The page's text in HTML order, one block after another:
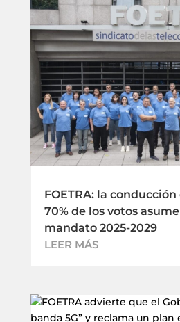
FOETRA: la
70% de los votos
mandato 2025-2029
LEER MÁS